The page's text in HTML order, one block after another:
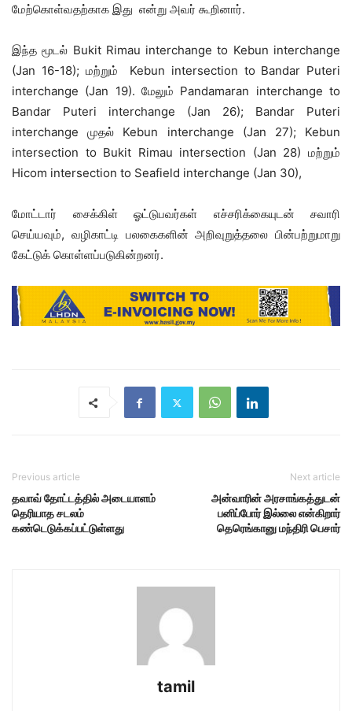
மேற்கொள்வதற்காக இது என்று அவர் கூறினார்.
இந்த மூடல் Bukit Rimau interchange to Kebun interchange
(Jan 16-18); மற்றும் Kebun intersection to Bandar Puteri
interchange (Jan 19). மேலும் Pandamaran interchange to
Bandar Puteri interchange (Jan 26); Bandar Puteri
interchange முதல் Kebun interchange (Jan 27); Kebun
intersection to Bukit Rimau intersection (Jan 28) மற்றும்
Hicom intersection to Seafield interchange (Jan 30),
மோட்டார் சைக்கிள் ஓட்டுபவர்கள் எச்சரிக்கையுடன் சவாரி
செய்யவும், வழிகாட்டி பலகைகளின் அறிவுறுத்தலை பின்பற்றுமாறு
கேட்டுக் கொள்ளப்படுகின்றனர்.
Previous article
தவாவ் தோட்டத்தில் அடையாளம்
தெரியாத சடலம்
கண்டெடுக்கப்பட்டுள்ளது
Next article
அன்வாரின் அரசாங்கத்துடன்
பனிப்போர் இல்லை என்கிறார்
தெரெங்கானு மந்திரி பெசார்
tamil